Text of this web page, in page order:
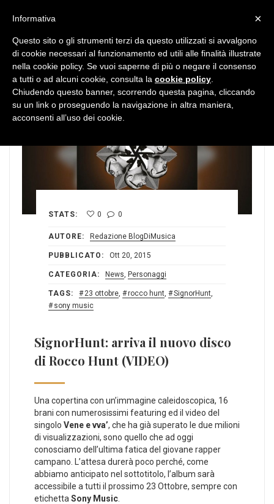
STATS: 0 0
AUTORE: Redazione BlogDiMusica
PUBBLICATO: Ott 20, 2015
CATEGORIA: News, Personaggi
TAGS: 23 ottobre, rocco hunt, SignorHunt,
sony music
SignorHunt: arriva il nuovo disco
di Rocco Hunt (VIDEO)
Una copertina con un’immagine caleidoscopica, 16
brani con numerosissimi featuring ed il video del
singolo Vene e vva’, che ha già superato le due milioni
di visualizzazioni, sono quello che ad oggi
conosciamo dell’ultima fatica del giovane rapper
campano. L’attesa durerà poco perché, come
abbiamo anticipato nel sottotitolo, l’album sarà
accessibile a tutti il prossimo 23 Ottobre, sempre con
etichetta Sony Music
×
Informativa
Questo sito o gli strumenti terzi da questo utilizzati si avvalgono
di cookie necessari al funzionamento ed utili alle finalità illustrate
nella cookie policy. Se vuoi saperne di più o negare il consenso
a tutti o ad alcuni cookie, consulta la cookie policy
Chiudendo questo banner, scorrendo questa pagina, cliccando
su un link o proseguendo la navigazione in altra maniera,
acconsenti all’uso dei cookie.